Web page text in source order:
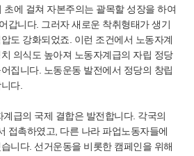
초에 걸쳐 자본주의는 괄목할 성장을 하여
갑니다. 그러자 새로운 착취형태가 생기
도 강화되었죠. 이런 조건에서 노동자계
의식도 높아져 노동자계급의 자립 정당
집니다. 노동운동 발전에서 정당의 창립
다.
급의 국제 결합은 발전합니다. 각국의
접촉하였고, 다른 나라 파업노동자들에
니다. 선거운동을 비롯한 캠페인을 위해